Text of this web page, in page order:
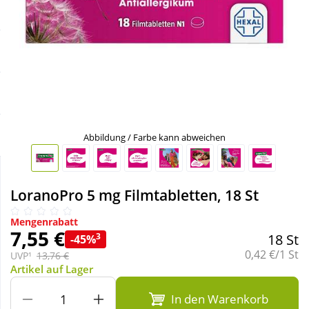
Sale
Täglich gut versorgt
Körperpflege & Kosmetik
Nahrungsergänzung
Sanitätshaus
Sport & Fitness
Tierbedarf
Abbildung / Farbe kann abweichen
LoranoPro 5 mg Filmtabletten, 18 St
Mengenrabatt
7,55 € -45%3
UVP¹ 13,76 €
18 St
Grundpreis:
0,42 €/1 St
Artikel auf Lager
In den Warenkorb